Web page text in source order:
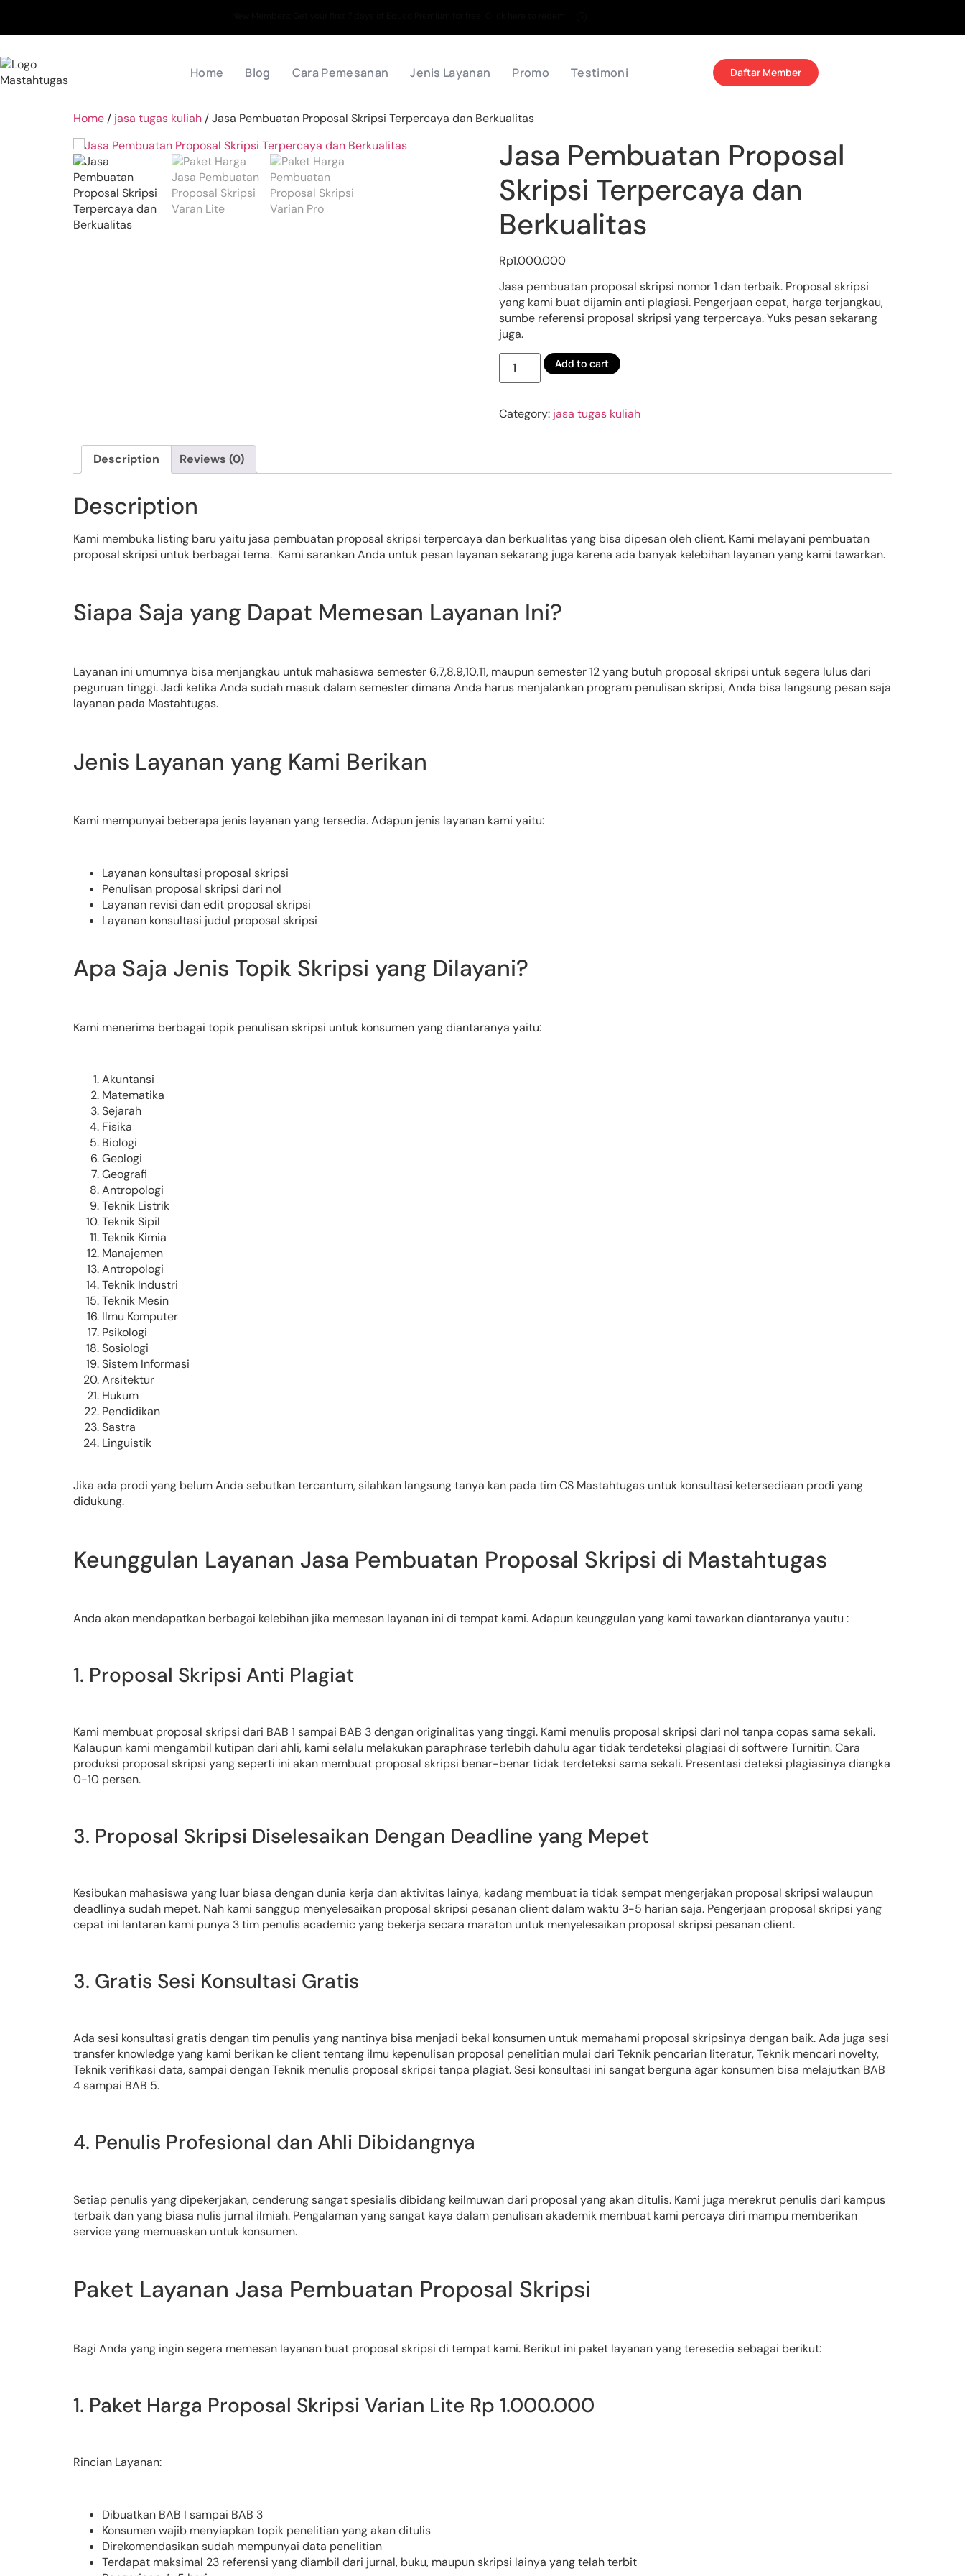
Home Blog Cara Pemesanan Jenis Layanan Promo Testimoni Daftar Member
Home / jasa tugas kuliah / Jasa Pembuatan Proposal Skripsi Terpercaya dan Berkualitas
Jasa Pembuatan Proposal
Skripsi Terpercaya dan
Berkualitas
Rp1.000.000
Jasa pembuatan proposal skripsi nomor 1 dan terbaik. Proposal skripsi
yang kami buat dijamin anti plagiasi. Pengerjaan cepat, harga terjangkau,
sumbe referensi proposal skripsi yang terpercaya. Yuks pesan sekarang
juga.
Add to cart
Category: jasa tugas kuliah
Description Reviews (0)
Description
Kami membuka listing baru yaitu jasa pembuatan proposal skripsi terpercaya dan berkualitas yang bisa dipesan oleh client. Kami melayani pembuatan
proposal skripsi untuk berbagai tema. Kami sarankan Anda untuk pesan layanan sekarang juga karena ada banyak kelebihan layanan yang kami tawarkan.
Siapa Saja yang Dapat Memesan Layanan Ini?
Layanan ini umumnya bisa menjangkau untuk mahasiswa semester 6,7,8,9,10,11, maupun semester 12 yang butuh proposal skripsi untuk segera lulus dari
peguruan tinggi. Jadi ketika Anda sudah masuk dalam semester dimana Anda harus menjalankan program penulisan skripsi, Anda bisa langsung pesan saja
layanan pada Mastahtugas.
Jenis Layanan yang Kami Berikan
Kami mempunyai beberapa jenis layanan yang tersedia. Adapun jenis layanan kami yaitu:
Layanan konsultasi proposal skripsi
Penulisan proposal skripsi dari nol
Layanan revisi dan edit proposal skripsi
Layanan konsultasi judul proposal skripsi
Apa Saja Jenis Topik Skripsi yang Dilayani?
Kami menerima berbagai topik penulisan skripsi untuk konsumen yang diantaranya yaitu:
Akuntansi
Matematika
Sejarah
Fisika
Biologi
Geologi
Geografi
Antropologi
Teknik Listrik
Teknik Sipil
Teknik Kimia
Manajemen
Antropologi
Teknik Industri
Teknik Mesin
Ilmu Komputer
Psikologi
Sosiologi
Sistem Informasi
Arsitektur
Hukum
Pendidikan
Sastra
Linguistik
Jika ada prodi yang belum Anda sebutkan tercantum, silahkan langsung tanya kan pada tim CS Mastahtugas untuk konsultasi ketersediaan prodi yang
didukung.
Keunggulan Layanan Jasa Pembuatan Proposal Skripsi di Mastahtugas
Anda akan mendapatkan berbagai kelebihan jika memesan layanan ini di tempat kami. Adapun keunggulan yang kami tawarkan diantaranya yautu :
1. Proposal Skripsi Anti Plagiat
Kami membuat proposal skripsi dari BAB 1 sampai BAB 3 dengan originalitas yang tinggi. Kami menulis proposal skripsi dari nol tanpa copas sama sekali.
Kalaupun kami mengambil kutipan dari ahli, kami selalu melakukan paraphrase terlebih dahulu agar tidak terdeteksi plagiasi di softwere Turnitin. Cara
produksi proposal skripsi yang seperti ini akan membuat proposal skripsi benar-benar tidak terdeteksi sama sekali. Presentasi deteksi plagiasinya diangka
0-10 persen.
3. Proposal Skripsi Diselesaikan Dengan Deadline yang Mepet
Kesibukan mahasiswa yang luar biasa dengan dunia kerja dan aktivitas lainya, kadang membuat ia tidak sempat mengerjakan proposal skripsi walaupun
deadlinya sudah mepet. Nah kami sanggup menyelesaikan proposal skripsi pesanan client dalam waktu 3-5 harian saja. Pengerjaan proposal skripsi yang
cepat ini lantaran kami punya 3 tim penulis academic yang bekerja secara maraton untuk menyelesaikan proposal skripsi pesanan client.
3. Gratis Sesi Konsultasi Gratis
Ada sesi konsultasi gratis dengan tim penulis yang nantinya bisa menjadi bekal konsumen untuk memahami proposal skripsinya dengan baik. Ada juga sesi
transfer knowledge yang kami berikan ke client tentang ilmu kepenulisan proposal penelitian mulai dari Teknik pencarian literatur, Teknik mencari novelty,
Teknik verifikasi data, sampai dengan Teknik menulis proposal skripsi tanpa plagiat. Sesi konsultasi ini sangat berguna agar konsumen bisa melajutkan BAB
4 sampai BAB 5.
4. Penulis Profesional dan Ahli Dibidangnya
Setiap penulis yang dipekerjakan, cenderung sangat spesialis dibidang keilmuwan dari proposal yang akan ditulis. Kami juga merekrut penulis dari kampus
terbaik dan yang biasa nulis jurnal ilmiah. Pengalaman yang sangat kaya dalam penulisan akademik membuat kami percaya diri mampu memberikan
service yang memuaskan untuk konsumen.
Paket Layanan Jasa Pembuatan Proposal Skripsi
Bagi Anda yang ingin segera memesan layanan buat proposal skripsi di tempat kami. Berikut ini paket layanan yang teresedia sebagai berikut:
1. Paket Harga Proposal Skripsi Varian Lite Rp 1.000.000
Rincian Layanan:
Dibuatkan BAB I sampai BAB 3
Konsumen wajib menyiapkan topik penelitian yang akan ditulis
Direkomendasikan sudah mempunyai data penelitian
Terdapat maksimal 23 referensi yang diambil dari jurnal, buku, maupun skripsi lainya yang telah terbit